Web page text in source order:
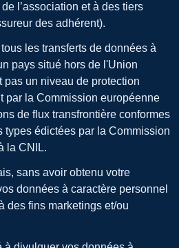
l’association et à des tiers
des adhérent).
les transferts de données à
pays situé hors de l'Union
pas un niveau de protection
par la Commission européenne
de flux transfrontière conformes
types édictées par la Commission
la CNIL.
sans avoir obtenu votre
données à caractère personnel
des fins marketings et/ou